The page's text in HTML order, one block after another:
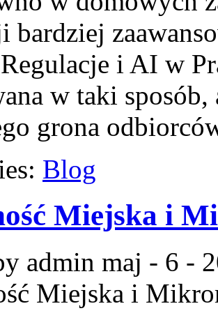
bardziej
i AI w
w taki
grona
Blog
Miejska i
admin maj - 6 -
Miejska i